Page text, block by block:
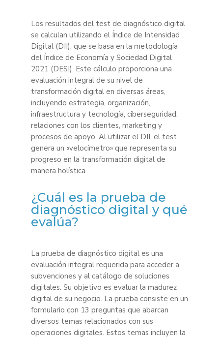
Los resultados del test de diagnóstico digital
se calculan utilizando el Índice de Intensidad
Digital (DII), que se basa en la metodología
del Índice de Economía y Sociedad Digital
2021 (DESI). Este cálculo proporciona una
evaluación integral de su nivel de
transformación digital en diversas áreas,
incluyendo estrategia, organización,
infraestructura y tecnología, ciberseguridad,
relaciones con los clientes, marketing y
procesos de apoyo. Al utilizar el DII, el test
genera un «velocímetro» que representa su
progreso en la transformación digital de
manera holística.
¿Cuál es la prueba de
diagnóstico digital y qué
evalúa?
La prueba de diagnóstico digital es una
evaluación integral requerida para acceder a
subvenciones y al catálogo de soluciones
digitales. Su objetivo es evaluar la madurez
digital de su negocio. La prueba consiste en un
formulario con 13 preguntas que abarcan
diversos temas relacionados con sus
operaciones digitales. Estos temas incluyen la